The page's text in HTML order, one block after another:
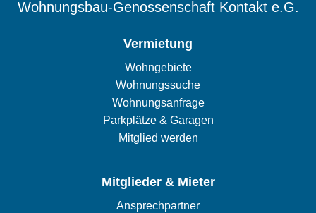
Wohnungsbau-Genossenschaft Kontakt e.G.
Vermietung
Wohngebiete
Wohnungssuche
Wohnungsanfrage
Parkplätze & Garagen
Mitglied werden
Mitglieder & Mieter
Ansprechpartner